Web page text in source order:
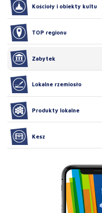
Kościoły i obiekty kultu
TOP regionu
Zabytek
Lokalne rzemiosło
Produkty lokalne
Kesz